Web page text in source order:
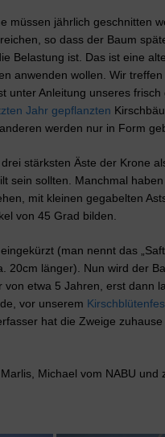
müssen jährlich geschnitten
so dass der Baum
Belastung ist. Das ist eine
anwenden wollen. Wir
unter Anleitung unseres
Jahr gepflanzten
werden nur in Form
stärksten Äste der Krone
sein sollten. Manchmal
mit kleinen gegabelten
von 45 Grad bilden.
(man nennt das
20cm länger). Nun wird der
etwa 5 Jahren, erst dann
vor unserem
hat die Zweige
Michael vom NABU und